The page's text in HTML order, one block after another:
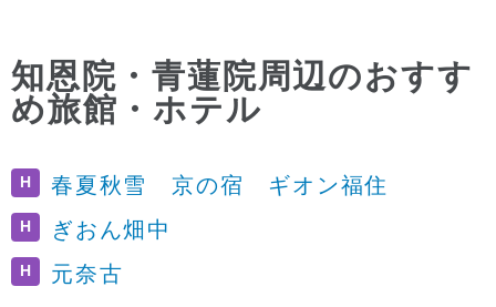
知恩院・青蓮院周辺のおすす
め旅館・ホテル
H 春夏秋雪 京の宿 ギオン福住
H ぎおん畑中
H 元奈古